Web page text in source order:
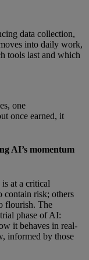
data collection,
into daily work,
tools last and which
one
once earned, it
AI’s momentum
at a critical
contain risk; others
flourish. The
phase of AI:
it behaves in real-
informed by those